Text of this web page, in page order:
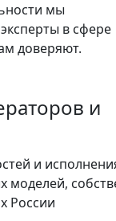
мы
в сфере
доверяют.
и
и
России